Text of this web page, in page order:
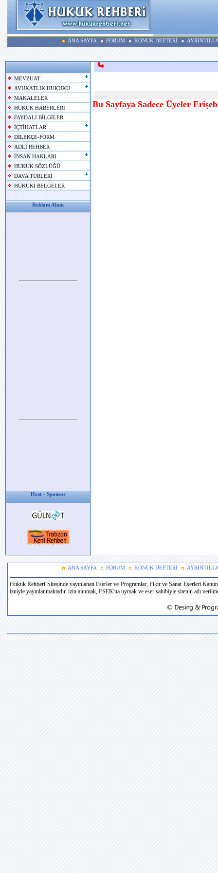
ANA SAYFA FORUM KONUK DEFTERİ AYRINTILI
MEVZUAT
AVUKATLIK HUKUKU
MAKALELER
HUKUK HABERLERİ
FAYDALI BİLGİLER
İÇTİHATLAR
DİLEKÇE-FORM
ADLİ REHBER
İNSAN HAKLARI
HUKUK SÖZLÜĞÜ
DAVA TÜRLERİ
HUKUKİ BELGELER
Reklam Alanı
Host - Sponsor
Bu Sayfaya Sadece Üyeler
ANA SAYFA FORUM KONUK DEFTERİ AYRINTILI
Hukuk Rehberi Sitesinde yayınlanan Eserler ve Programlar, Fikir ve Sanat Eserleri
izniyle yayınlanmaktadır. izin alınmak, FSEK'na uymak ve eser sahibiyle sitenin adı